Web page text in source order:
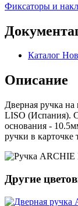
Фиксаторы и
Каталог
Описание
Дверная ручка
LISO (Испания).
основания -
ручки в карточке
Другие